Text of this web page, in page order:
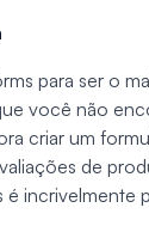
para ser o
você não
criar um
de
é incrivelmente